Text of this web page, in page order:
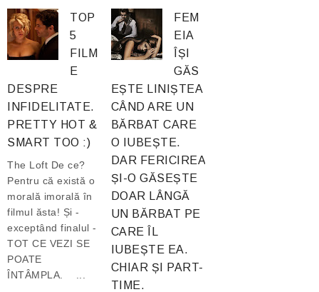
TOP
5
FILM
E
DESPRE
INFIDELITATE.
PRETTY HOT &
SMART TOO :)
The Loft De ce?
Pentru că există o
morală imorală în
filmul ăsta! Și -
exceptând finalul -
TOT CE VEZI SE
POATE
ÎNTÂMPLA. ...
FEM
EIA
ÎȘI
GĂS
EȘTE LINIȘTEA
CÂND ARE UN
BĂRBAT CARE
O IUBEȘTE.
DAR FERICIREA
ȘI-O GĂSEȘTE
DOAR LÂNGĂ
UN BĂRBAT PE
CARE ÎL
IUBEȘTE EA.
CHIAR ȘI PART-
TIME.